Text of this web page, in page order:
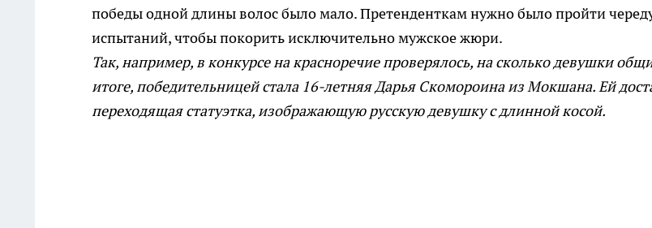
победы одной длины волос было мало. Претенденткам нужно было пройти
испытаний, чтобы покорить исключительно мужское жюри.
Так, например, в конкурсе на красноречие проверялось, на сколько девушки
итоге, победительницей стала 16-летняя Дарья Скомороина из Мокшана. Ей
переходящая статуэтка, изображающую русскую девушку с длинной косой.